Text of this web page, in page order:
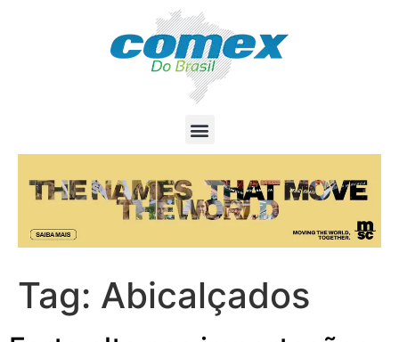
Tag: Abicalçados